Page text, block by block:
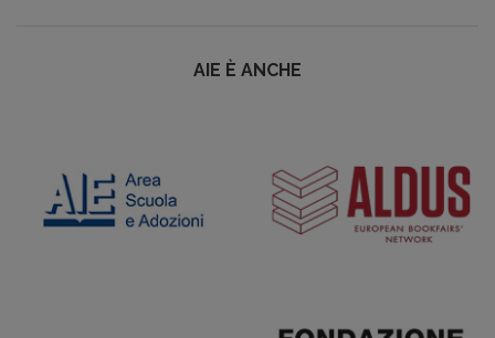
AIE È ANCHE